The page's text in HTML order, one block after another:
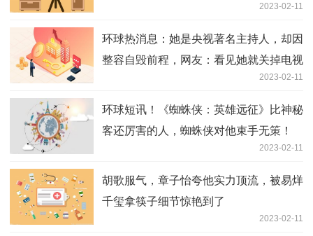
2023-02-11
环球热消息：她是央视著名主持人，却因
整容自毁前程，网友：看见她就关掉电视
2023-02-11
环球短讯！《蜘蛛侠：英雄远征》比神秘
客还厉害的人，蜘蛛侠对他束手无策！
2023-02-11
胡歌服气，章子怡夸他实力顶流，被易烊
千玺拿筷子细节惊艳到了
2023-02-11